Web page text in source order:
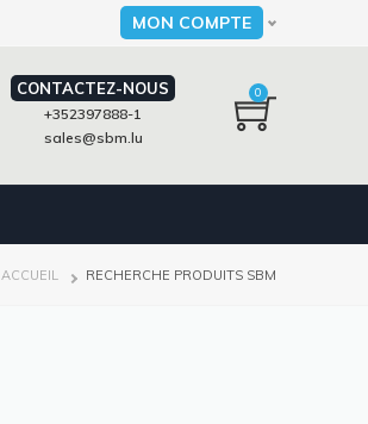
Select your language
MON COMPTE
CONTACTEZ-NOUS
+352397888-1
sales@sbm.lu
0
FIL
ACCUEIL RECHERCHE PRODUITS SBM